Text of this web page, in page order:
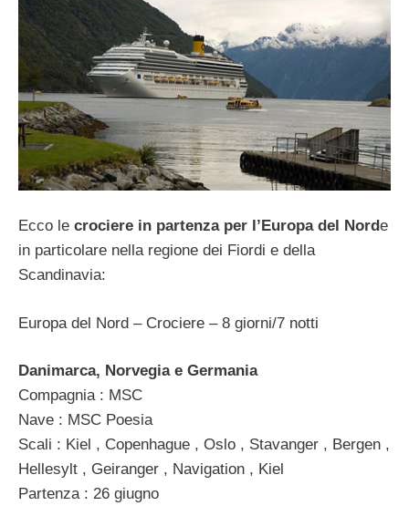
Ecco le crociere in partenza per l’Europa del Norde
in particolare nella regione dei Fiordi e della
Scandinavia:
Europa del Nord – Crociere – 8 giorni/7 notti
Danimarca, Norvegia e Germania
Compagnia : MSC
Nave : MSC Poesia
Scali : Kiel , Copenhague , Oslo , Stavanger , Bergen ,
Hellesylt , Geiranger , Navigation , Kiel
Partenza : 26 giugno